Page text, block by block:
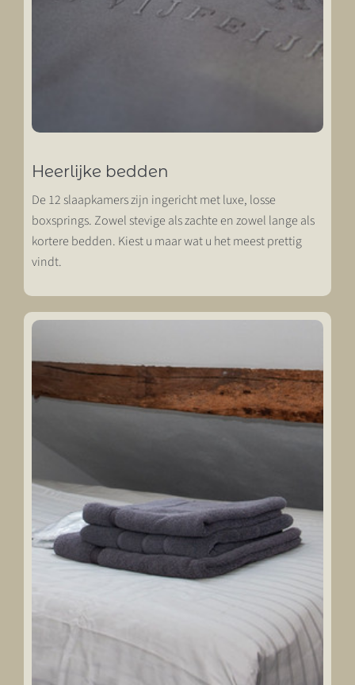
Heerlijke bedden
De 12 slaapkamers zijn ingericht met luxe, losse
boxsprings. Zowel stevige als zachte en zowel lange als
kortere bedden. Kiest u maar wat u het meest prettig
vindt.